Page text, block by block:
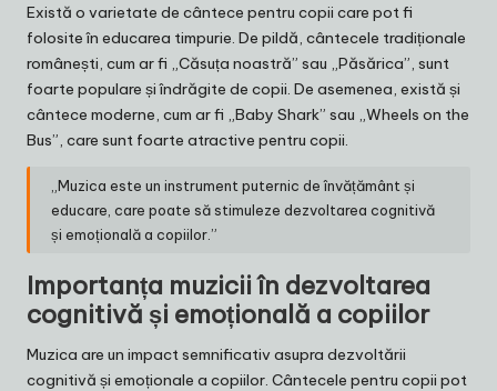
Există o varietate de cântece pentru copii care pot fi
folosite în educarea timpurie. De pildă, cântecele tradiționale
românești, cum ar fi „Căsuța noastră” sau „Păsărica”, sunt
foarte populare și îndrăgite de copii. De asemenea, există și
cântece moderne, cum ar fi „Baby Shark” sau „Wheels on the
Bus”, care sunt foarte atractive pentru copii.
„Muzica este un instrument puternic de învățământ și
educare, care poate să stimuleze dezvoltarea cognitivă
și emoțională a copiilor.”
Importanța muzicii în dezvoltarea
cognitivă și emoțională a copiilor
Muzica are un impact semnificativ asupra dezvoltării
cognitivă și emoționale a copiilor. Cântecele pentru copii pot